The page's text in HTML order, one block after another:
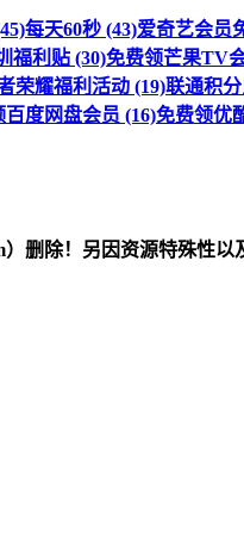
每天60秒 (43)爱奇艺会员
福利贴 (30)免费领芒果TV
荣耀福利活动 (19)联通积
百度网盘会员 (16)免费领优
）删除！另因资源特殊性